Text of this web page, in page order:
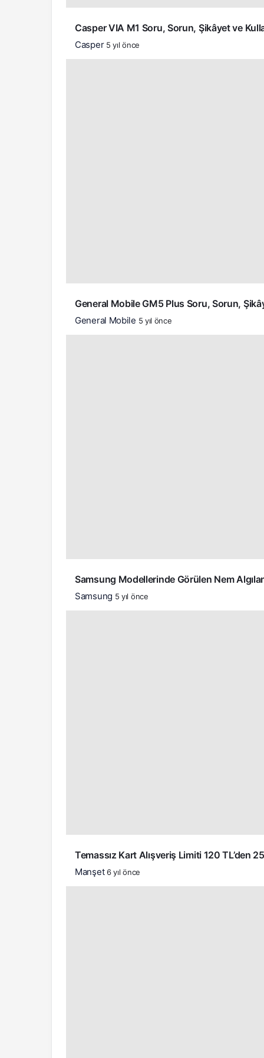
Casper VIA M1 Soru, Sorun, Şikâyet ve
Casper 5 yıl önce
General Mobile GM5 Plus Soru, Sorun,
General Mobile 5 yıl önce
Samsung Modellerinde Görülen Nem
Samsung 5 yıl önce
Temassız Kart Alışveriş Limiti 120 TL’den
Manşet 6 yıl önce